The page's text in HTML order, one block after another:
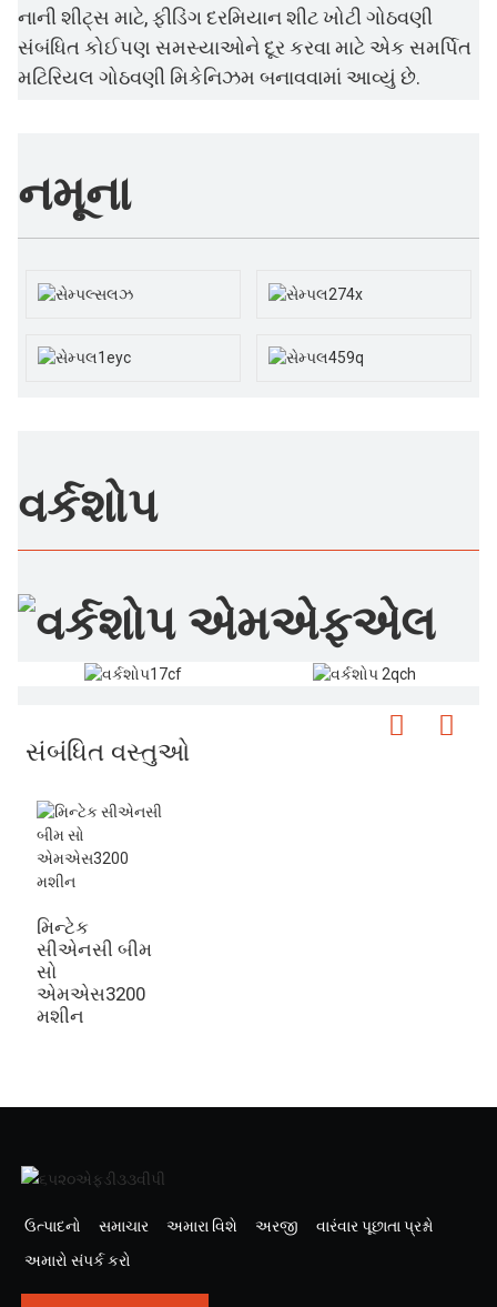
નાની શીટ્સ માટે, ફીડિંગ દરમિયાન શીટ ખોટી ગોઠવણી
સંબંધિત કોઈપણ સમસ્યાઓને દૂર કરવા માટે એક સમર્પિત
મટિરિયલ ગોઠવણી મિકેનિઝમ બનાવવામાં આવ્યું છે.
નમૂના
વર્કશોપ
સંબંધિત વસ્તુઓ
મિન્ટેક
સીએનસી બીમ
સો
એમએસ3200
મશીન
ઉત્પાદનો સમાચાર અમારા વિશે અરજી
વારંવાર પૂછાતા પ્રશ્નો
અમારો સંપર્ક કરો